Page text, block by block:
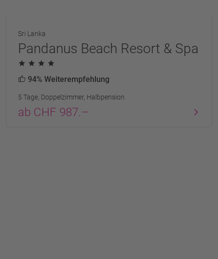
Sri Lanka
Pandanus Beach Resort & Spa
94% Weiterempfehlung
5 Tage, Doppelzimmer, Halbpension
ab CHF 987.–